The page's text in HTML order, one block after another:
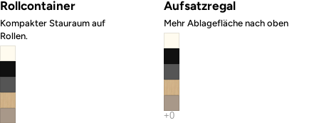
Rollcontainer
Kompakter Stauraum auf
Rollen.
Aufsatzregal
Mehr Ablagefläche nach oben